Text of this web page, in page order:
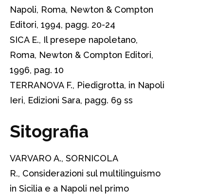
Napoli, Roma, Newton & Compton
Editori, 1994, pagg. 20-24
SICA E., Il presepe napoletano,
Roma, Newton & Compton Editori,
1996, pag. 10
TERRANOVA F., Piedigrotta, in Napoli
Ieri, Edizioni Sara, pagg. 69 ss
Sitografia
VARVARO A., SORNICOLA
R., Considerazioni sul multilinguismo
in Sicilia e a Napoli nel primo